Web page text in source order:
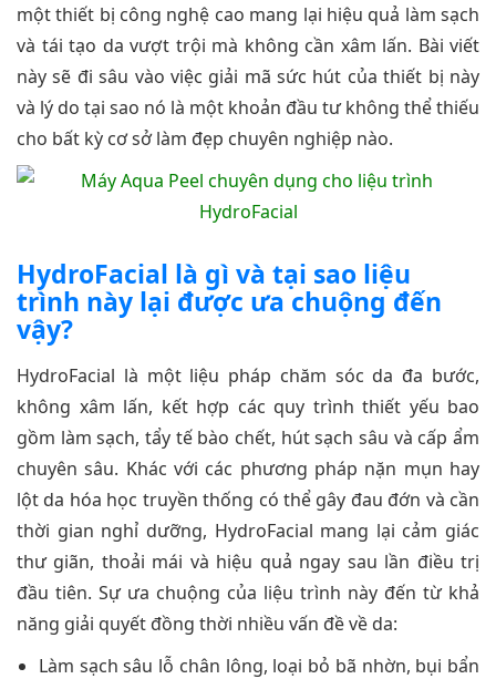
một thiết bị công nghệ cao mang lại hiệu quả làm sạch
và tái tạo da vượt trội mà không cần xâm lấn. Bài viết
này sẽ đi sâu vào việc giải mã sức hút của thiết bị này
và lý do tại sao nó là một khoản đầu tư không thể thiếu
cho bất kỳ cơ sở làm đẹp chuyên nghiệp nào.
HydroFacial là gì và tại sao liệu
trình này lại được ưa chuộng đến
vậy?
HydroFacial là một liệu pháp chăm sóc da đa bước,
không xâm lấn, kết hợp các quy trình thiết yếu bao
gồm làm sạch, tẩy tế bào chết, hút sạch sâu và cấp ẩm
chuyên sâu. Khác với các phương pháp nặn mụn hay
lột da hóa học truyền thống có thể gây đau đớn và cần
thời gian nghỉ dưỡng, HydroFacial mang lại cảm giác
thư giãn, thoải mái và hiệu quả ngay sau lần điều trị
đầu tiên. Sự ưa chuộng của liệu trình này đến từ khả
năng giải quyết đồng thời nhiều vấn đề về da:
Làm sạch sâu lỗ chân lông, loại bỏ bã nhờn, bụi bẩn